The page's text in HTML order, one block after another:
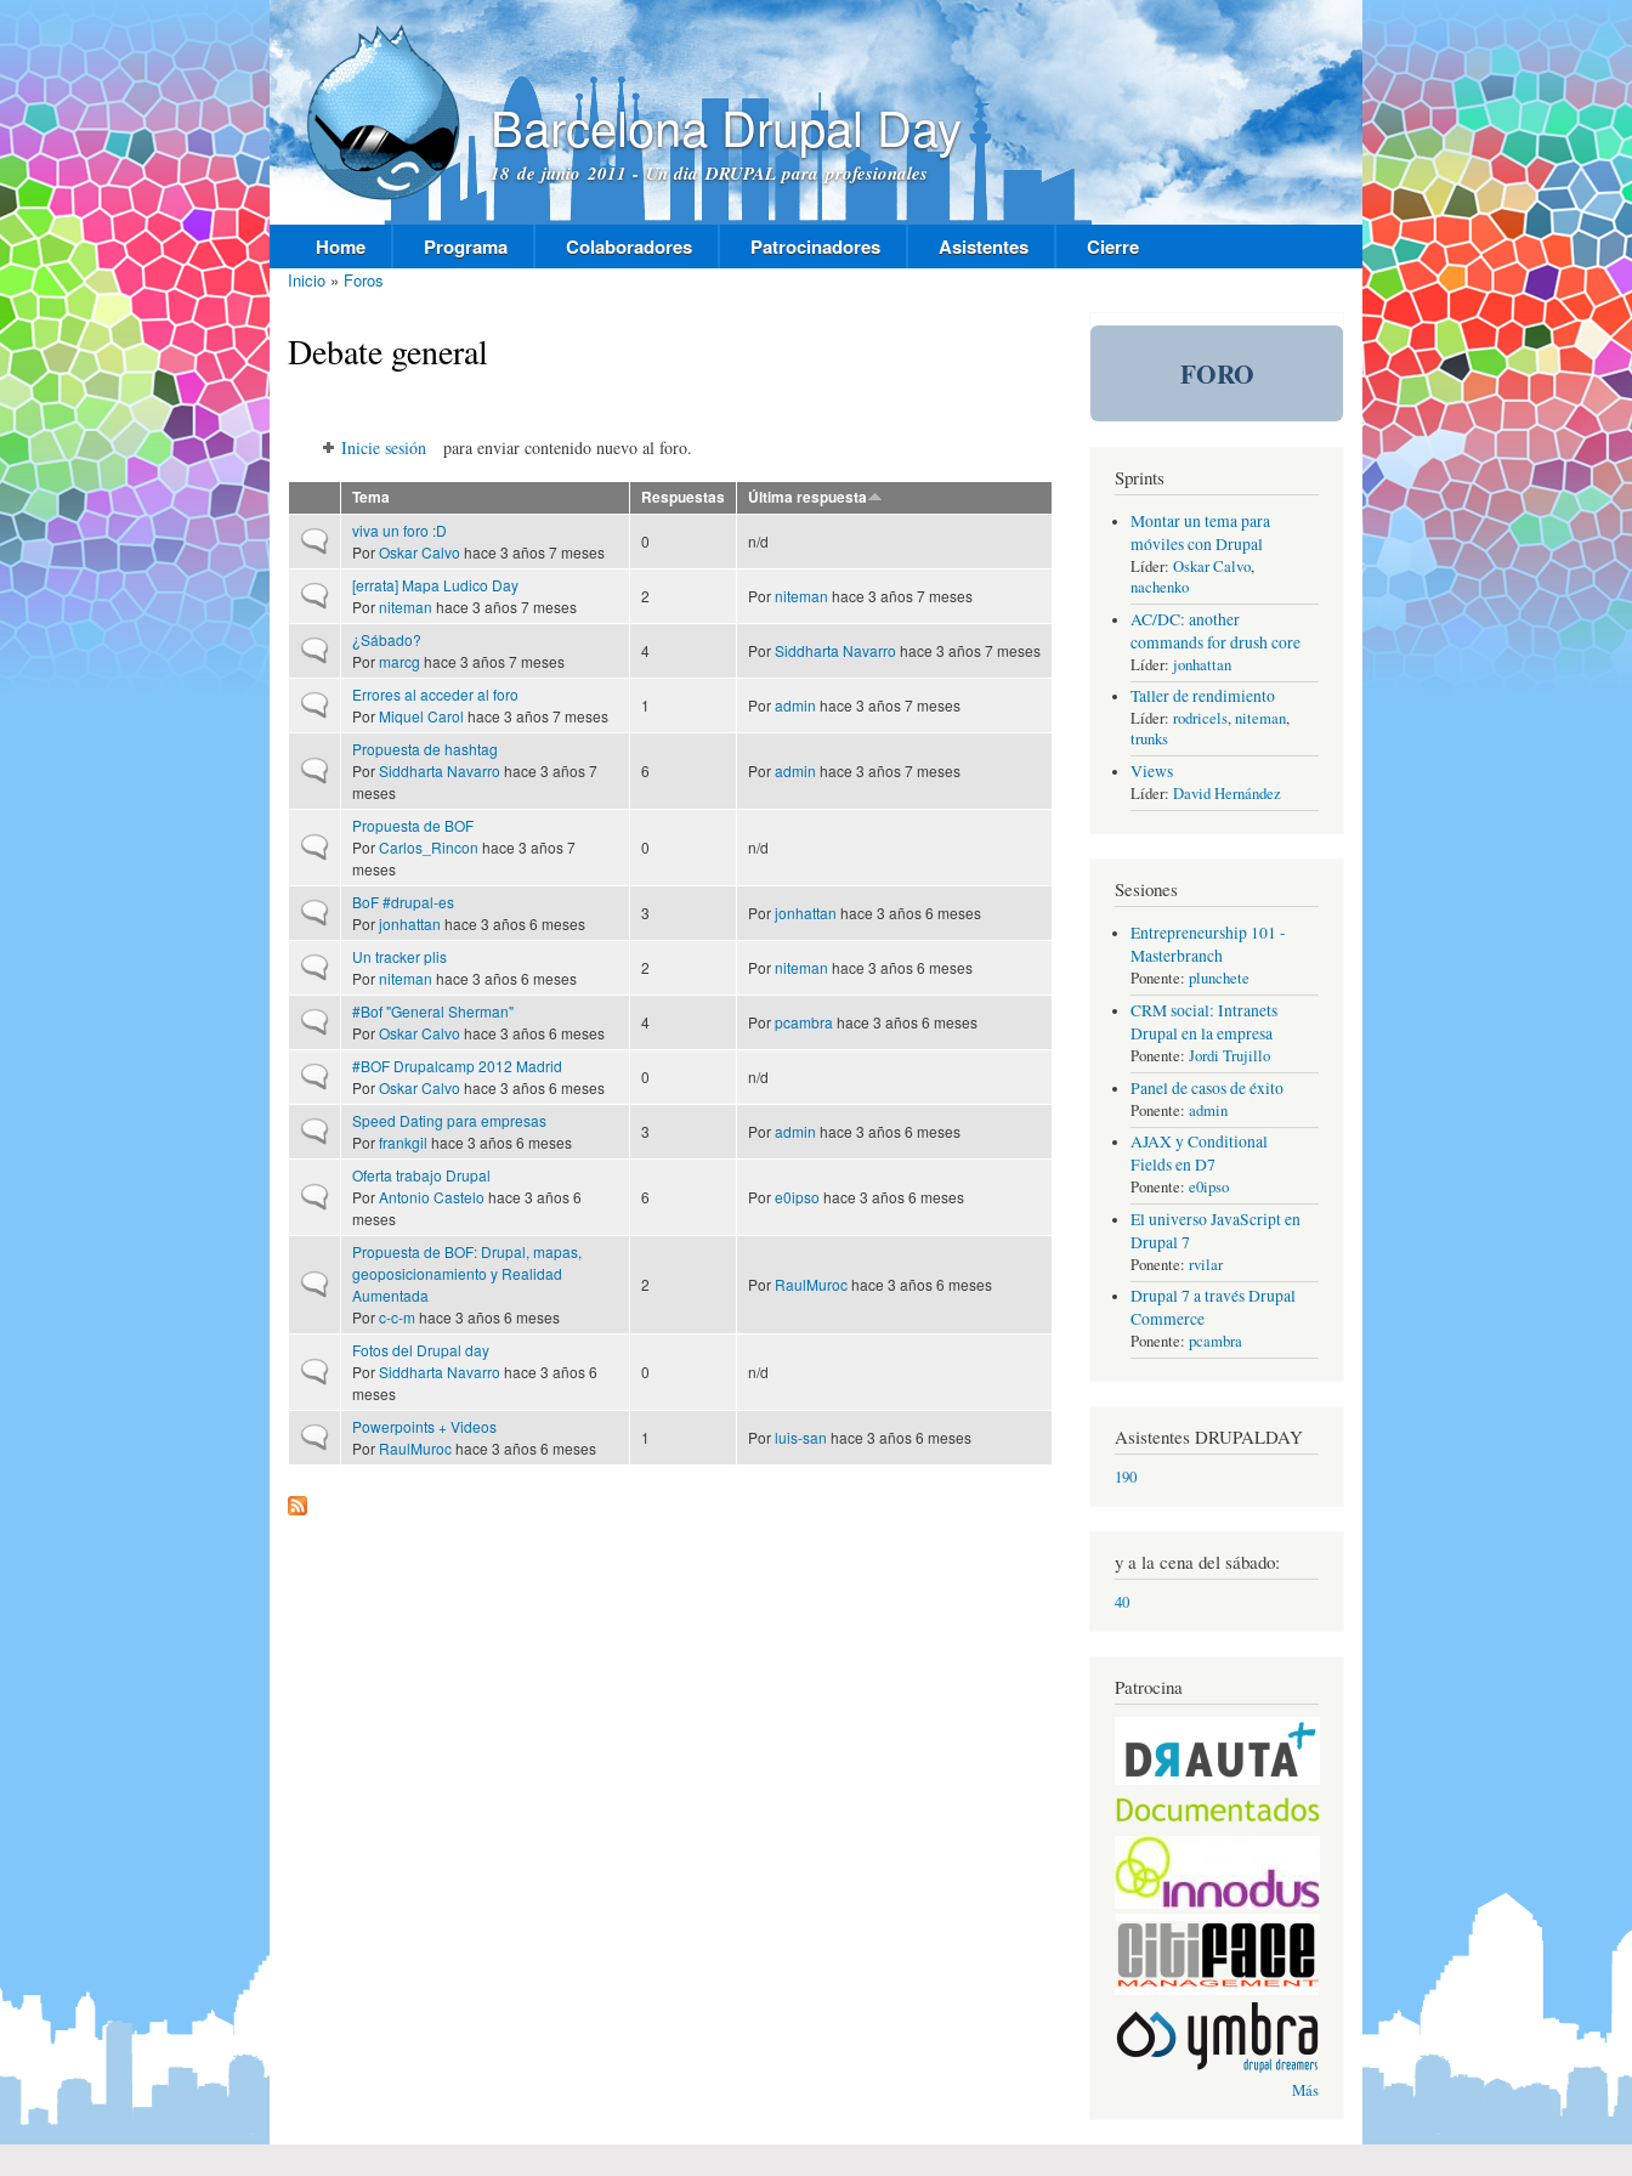
Pasar al
contenido
principal
Barcelona Drupal Day
18 de junio 2011 - Un dia DRUPAL para profesionales
Menú principal
Home Programa Colaboradores Patrocinadores Asistentes Cierre
Inicio » Foros
Debate general
Inicie sesión para enviar contenido nuevo al foro.
Tema Respuestas
Última respuesta
Discusión normal
viva un foro :D
PorOskar Calvo hace 3 años 7 meses
0 n/d
Discusión normal
[errata] Mapa Ludico Day
Porniteman hace 3 años 7 meses
2 Porniteman hace 3 años 7 meses
Discusión normal
¿Sábado?
Pormarcg hace 3 años 7 meses
4 PorSiddharta Navarro hace 3 años 7 meses
Discusión normal
Errores al acceder al foro
PorMiquel Carol hace 3 años 7 meses
1 Poradmin hace 3 años 7 meses
Discusión normal
Propuesta de hashtag
PorSiddharta Navarro hace 3 años 7
meses
6 Poradmin hace 3 años 7 meses
Discusión normal
Propuesta de BOF
PorCarlos_Rincon hace 3 años 7
meses
0 n/d
Discusión normal
BoF #drupal-es
Porjonhattan hace 3 años 6 meses
3 Porjonhattan hace 3 años 6 meses
Discusión normal
Un tracker plis
Porniteman hace 3 años 6 meses
2 Porniteman hace 3 años 6 meses
Discusión normal
#Bof "General Sherman"
PorOskar Calvo hace 3 años 6 meses
4 Porpcambra hace 3 años 6 meses
Discusión normal
#BOF Drupalcamp 2012 Madrid
PorOskar Calvo hace 3 años 6 meses
0 n/d
Discusión normal
Speed Dating para empresas
Porfrankgil hace 3 años 6 meses
3 Poradmin hace 3 años 6 meses
Discusión normal
Oferta trabajo Drupal
PorAntonio Castelo hace 3 años 6
meses
6 Pore0ipso hace 3 años 6 meses
Discusión normal
Propuesta de BOF: Drupal, mapas,
geoposicionamiento y Realidad
Aumentada
Porc-c-m hace 3 años 6 meses
2 Por RaulMurochace 3 años 6 meses
Discusión normal
Fotos del Drupal day
PorSiddharta Navarro hace 3 años 6
meses
0 n/d
Discusión normal
Powerpoints + Videos
Por RaulMurochace 3 años 6 meses
1 Porluis-san hace 3 años 6 meses
FORO
Sprints
Montar un tema para
móviles con Drupal
Líder: Oskar Calvo,
nachenko
AC/DC: another
commands for drush core
Líder: jonhattan
Taller de rendimiento
Líder: rodricels,niteman,
trunks
Views
Líder: David Hernández
Sesiones
Entrepreneurship 101 -
Masterbranch
Ponente: plunchete
CRM social: Intranets
Drupal en la empresa
Ponente: Jordi Trujillo
Panel de casos de éxito
Ponente: admin
AJAX y Conditional
Fields en D7
Ponente: e0ipso
El universo JavaScript en
Drupal 7
Ponente: rvilar
Drupal 7 a través Drupal
Commerce
Ponente: pcambra
Asistentes DRUPALDAY
190
y a la cena del sábado:
40
Patrocina
Más